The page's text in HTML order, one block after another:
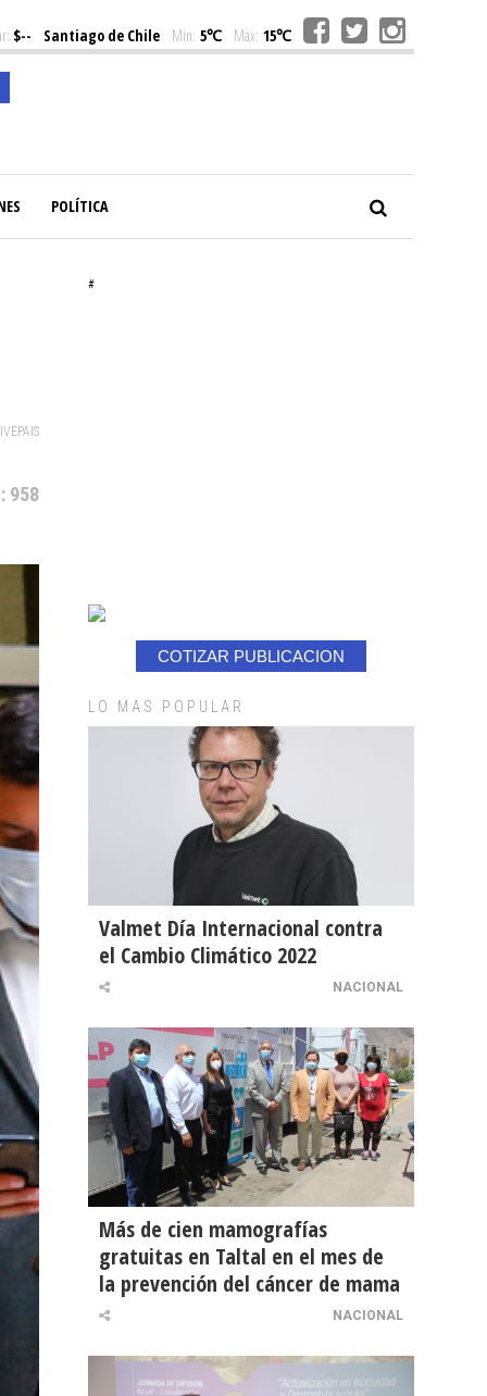
$-- Santiago de Chile Min: 5℃ Max: 15℃
POLÍTICA
958
#
COTIZAR PUBLICACION
LO MAS POPULAR
Valmet Día Internacional contra
el Cambio Climático 2022
NACIONAL
Más de cien mamografías
gratuitas en Taltal en el mes de
la prevención del cáncer de mama
NACIONAL